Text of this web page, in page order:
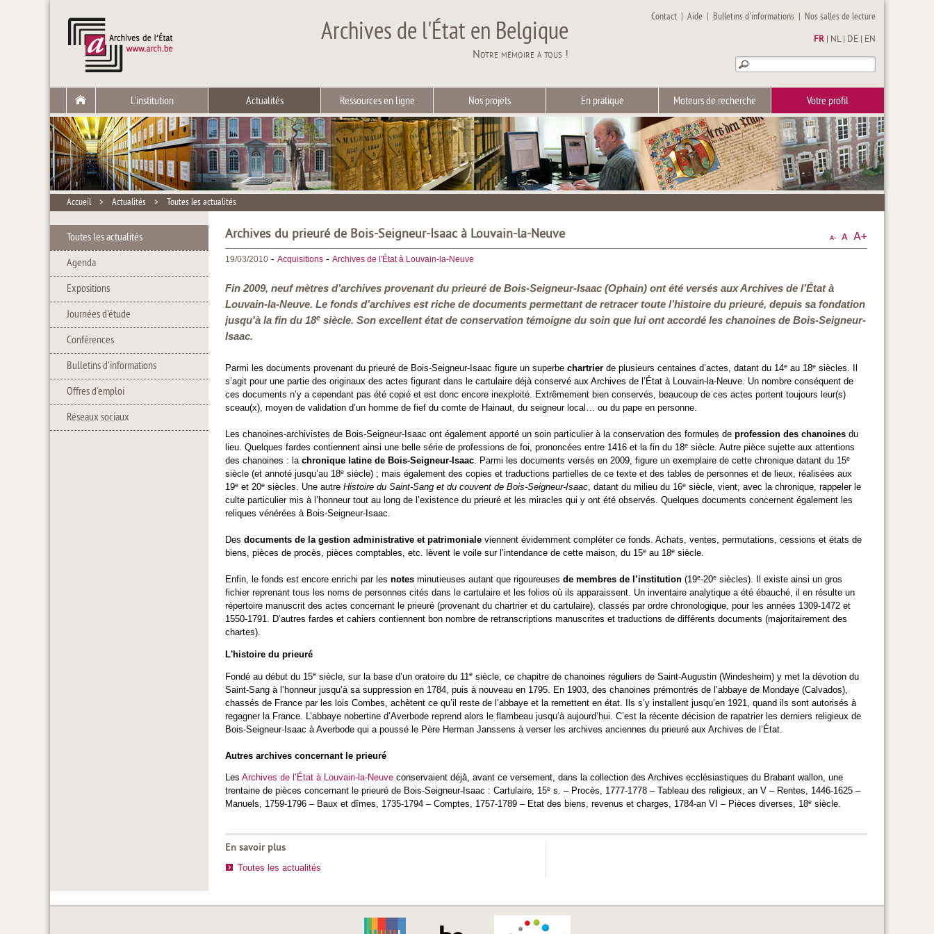
Archives de l'État en Belgique
Notre mémoire à tous !
Contact |Aide | Bulletins d'informations | Nos salles de lecture
FR NL| DE EN
L'institution Actualités Ressources en ligne Nos projets En pratique Moteurs de recherche Votre profil
Accueil > Actualités > Toutes les actualités
Toutes les actualités
Agenda
Expositions
Journées d'étude
Conférences
Bulletins d'informations
Offres d'emploi
Réseaux sociaux
Archives du prieuré de Bois-Seigneur-Isaac à Louvain-la-Neuve
19/03/2010 - Acquisitions - Archives de l'État à Louvain-la-Neuve
Fin 2009, neuf mètres d’archives provenant du prieuré de Bois-Seigneur-Isaac (Ophain) ont été versés aux Archives de l’État à
Louvain-la-Neuve. Le fonds d’archives est riche de documents permettant de retracer toute l’histoire du prieuré, depuis sa fondation
jusqu'à la fin du 18e siècle. Son excellent état de conservation témoigne du soin que lui ont accordé les chanoines de Bois-Seigneur-
Isaac.
Parmi les documents provenant du prieuré de Bois-Seigneur-Isaac figure un superbe chartrier de plusieurs centaines d’actes, datant du 14e au 18e siècles. Il
s’agit pour une partie des originaux des actes figurant dans le cartulaire déjà conservé aux Archives de l’État à Louvain-la-Neuve. Un nombre conséquent de
ces documents n’y a cependant pas été copié et est donc encore inexploité. Extrêmement bien conservés, beaucoup de ces actes portent toujours leur(s)
sceau(x), moyen de validation d’un homme de fief du comte de Hainaut, du seigneur local… ou du pape en personne.
Les chanoines-archivistes de Bois-Seigneur-Isaac ont également apporté un soin particulier à la conservation des formules de profession des chanoines du
lieu. Quelques fardes contiennent ainsi une belle série de professions de foi, prononcées entre 1416 et la fin du 18e siècle. Autre pièce sujette aux attentions
des chanoines : la chronique latine de Bois-Seigneur-Isaac. Parmi les documents versés en 2009, figure un exemplaire de cette chronique datant du 15e
siècle (et annoté jusqu’au 18e siècle) ; mais également des copies et traductions partielles de ce texte et des tables de personnes et de lieux, réalisées aux
19e et 20e siècles. Une autre Histoire du Saint-Sang et du couvent de Bois-Seigneur-Isaac, datant du milieu du 16e siècle, vient, avec la chronique, rappeler le
culte particulier mis à l’honneur tout au long de l’existence du prieuré et les miracles qui y ont été observés. Quelques documents concernent également les
reliques vénérées à Bois-Seigneur-Isaac.
Des documents de la gestion administrative et patrimoniale viennent évidemment compléter ce fonds. Achats, ventes, permutations, cessions et états de
biens, pièces de procès, pièces comptables, etc. lèvent le voile sur l’intendance de cette maison, du 15e au 18e siècle.
Enfin, le fonds est encore enrichi par les notes minutieuses autant que rigoureuses de membres de l’institution (19e-20e siècles). Il existe ainsi un gros
fichier reprenant tous les noms de personnes cités dans le cartulaire et les folios où ils apparaissent. Un inventaire analytique a été ébauché, il en résulte un
répertoire manuscrit des actes concernant le prieuré (provenant du chartrier et du cartulaire), classés par ordre chronologique, pour les années 1309-1472 et
1550-1791. D’autres fardes et cahiers contiennent bon nombre de retranscriptions manuscrites et traductions de différents documents (majoritairement des
chartes).
L'histoire du prieuré
Fondé au début du 15e siècle, sur la base d’un oratoire du 11 e siècle, ce chapitre de chanoines réguliers de Saint-Augustin (Windesheim) y met la dévotion du
Saint-Sang à l’honneur jusqu’à sa suppression en 1784, puis à nouveau en 1795. En 1903, des chanoines prémontrés de l’abbaye de Mondaye (Calvados),
chassés de France par les lois Combes, achètent ce qu’il reste de l’abbaye et la remettent en état. Ils s’y installent jusqu’en 1921, quand ils sont autorisés à
regagner la France. L’abbaye nobertine d’Averbode reprend alors le flambeau jusqu’à aujourd’hui. C’est la récente décision de rapatrier les derniers religieux de
Bois-Seigneur-Isaac à Averbode qui a poussé le Père Herman Janssens à verser les archives anciennes du prieuré aux Archives de l’État.
Autres archives concernant le prieuré
Les Archives de l’État à Louvain-la-Neuve conservaient déjà, avant ce versement, dans la collection des Archives ecclésiastiques du Brabant wallon, une
trentaine de pièces concernant le prieuré de Bois-Seigneur-Isaac : Cartulaire, 15e s. – Procès, 1777-1778 – Tableau des religieux, an V – Rentes, 1446-1625 –
Manuels, 1759-1796 – Baux et dîmes, 1735-1794 – Comptes, 1757-1789 – Etat des biens, revenus et charges, 1784-an VI – Pièces diverses, 18e siècle.
En savoir plus
Toutes les actualités